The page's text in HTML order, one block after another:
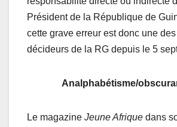
Président de la République de
cette grave erreur est donc une
décideurs de la RG depuis le 5
Analphabétisme/
Le magazine Jeune Afrique dans